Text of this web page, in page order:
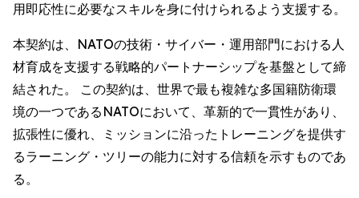
用即応性に必要なスキルを身に付けられるよう支援する。
本契約は、NATOの技術・サイバー・運用部門における人
材育成を支援する戦略的パートナーシップを基盤として締
結された。 この契約は、世界で最も複雑な多国籍防衛環
境の一つであるNATOにおいて、革新的で一貫性があり、
拡張性に優れ、ミッションに沿ったトレーニングを提供す
るラーニング・ツリーの能力に対する信頼を示すものであ
る。